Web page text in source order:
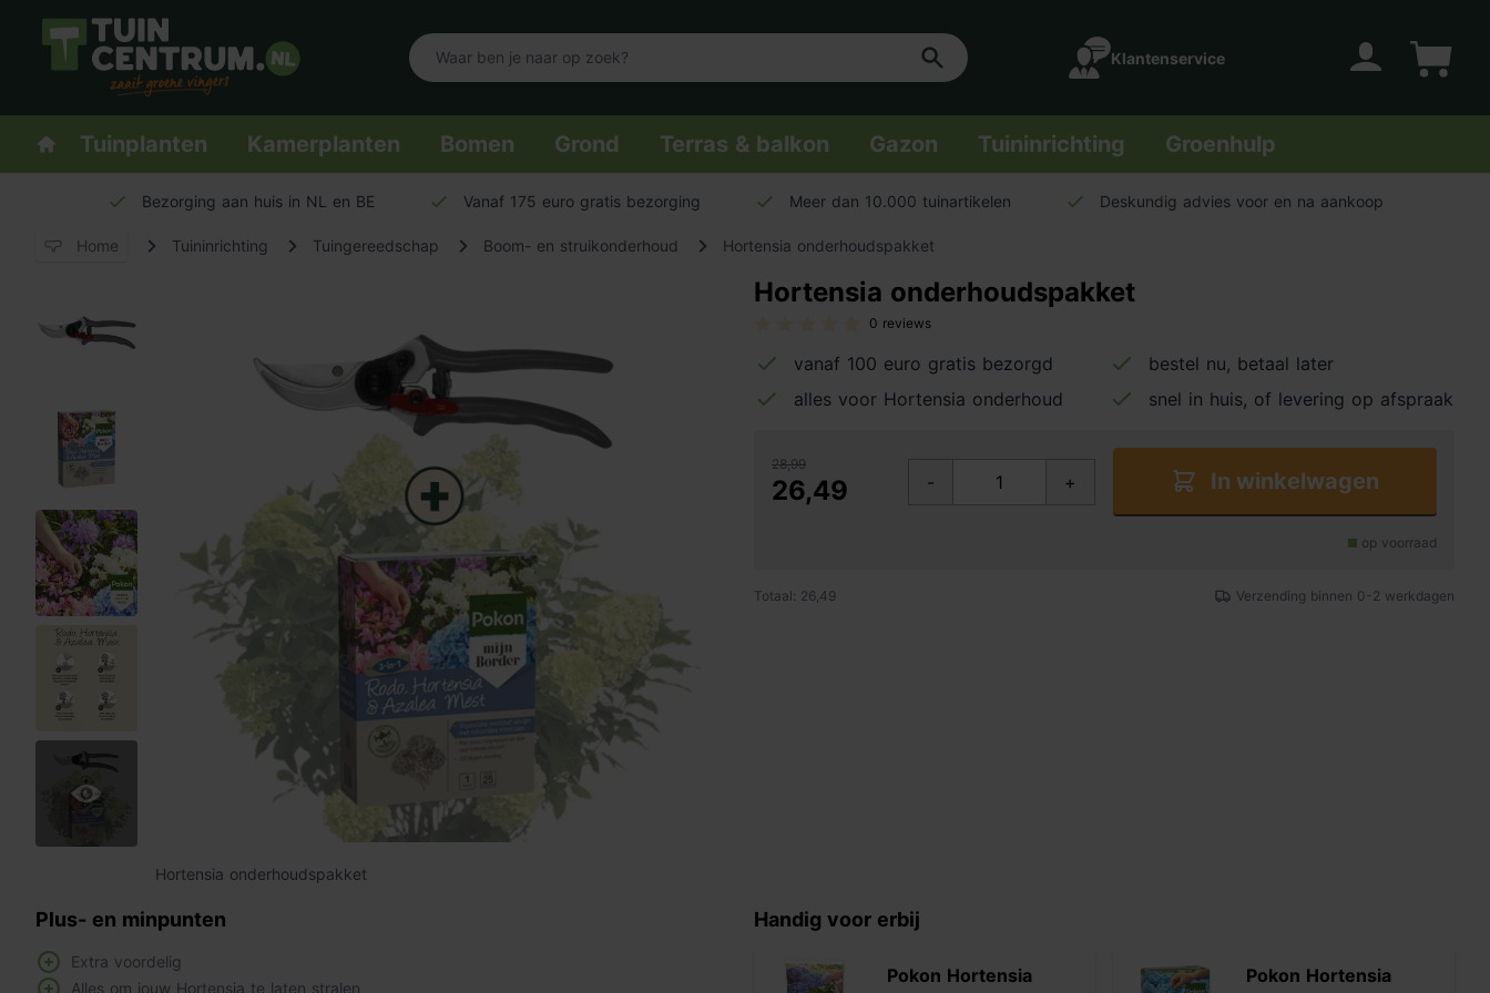
Logo Tuincentrum.nl
Klantenservice
Homepage
Tuinplanten Kamerplanten Bomen Grond Terras & balkon Gazon Tuininrichting Groenhulp
Bezorging aan huis in NL en BE Vanaf 175 euro gratis bezorging Meer dan 10.000 tuinartikelen Deskundig advies voor en na aankoop
Home Tuininrichting Tuingereedschap Boom- en struikonderhoud Hortensia onderhoudspakket
Hortensia onderhoudspakket
Hortensia onderhoudspakket
0 reviews
vanaf 100 euro gratis bezorgd
bestel nu, betaal later
alles voor Hortensia onderhoud
snel in huis, of levering op afspraak
28,99
26,49 - + In winkelwagen
op voorraad
Totaal: 26,49 Verzending binnen 0-2 werkdagen
Plus- en minpunten
Extra voordelig
Alles om jouw Hortensia te laten stralen
Handig voor erbij
Pokon Hortensia
Pokon Hortensia